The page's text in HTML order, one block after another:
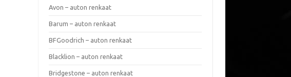
Avon – auton renkaat
Barum – auton renkaat
BFGoodrich – auton renkaat
Blacklion – auton renkaat
Bridgestone – auton renkaat